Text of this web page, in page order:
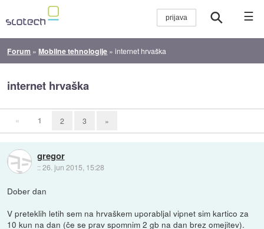
☰
Forum »Mobilne tehnologije »internet hrvaška
internet hrvaška
« 1 2 3 »
gregor
::26. jun 2015, 15:28
Dober dan
V preteklih letih sem na hrvaškem uporabljal vipnet sim kartico za
10 kun na dan (če se prav spomnim 2 gb na dan brez omejitev).